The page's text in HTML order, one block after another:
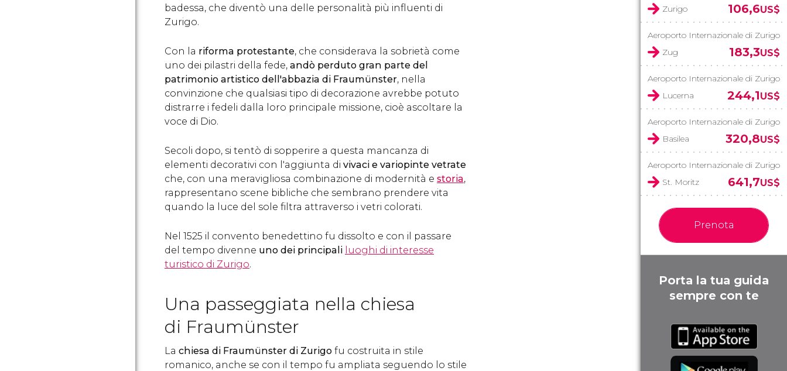
badessa, che diventò una delle personalità più influenti di
Zurigo.
Con la riforma protestante, che considerava la sobrietà come
uno dei pilastri della fede, andò perduto gran parte del
patrimonio artistico dell'abbazia di Fraumünster, nella
convinzione che qualsiasi tipo di decorazione avrebbe potuto
distrarre i fedeli dalla loro principale missione, cioè ascoltare la
voce di Dio.
Secoli dopo, si tentò di sopperire a questa mancanza di
elementi decorativi con l'aggiunta di vivaci e variopinte vetrate
che, con una meravigliosa combinazione di modernità e storia,
rappresentano scene bibliche che sembrano prendere vita
quando la luce del sole filtra attraverso i vetri colorati.
Nel 1525 il convento benedettino fu dissolto e con il passare
del tempo divenne uno dei principali luoghi di interesse
turistico di Zurigo.
Una passeggiata nella chiesa
di Fraumünster
La chiesa di Fraumünster di Zurigo fu costruita in stile
romanico, anche se con il tempo fu ampliata seguendo lo stile
Zurigo
106,6US$
Aeroporto Internazionale di Zurigo
Zug
183,3US$
Aeroporto Internazionale di Zurigo
Lucerna
244,1US$
Aeroporto Internazionale di Zurigo
Basilea
320,8US$
Aeroporto Internazionale di Zurigo
St. Moritz
641,7US$
Prenota
Porta la tua guida
sempre con te